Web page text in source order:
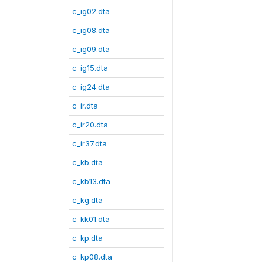
c_ig02.dta
c_ig08.dta
c_ig09.dta
c_ig15.dta
c_ig24.dta
c_ir.dta
c_ir20.dta
c_ir37.dta
c_kb.dta
c_kb13.dta
c_kg.dta
c_kk01.dta
c_kp.dta
c_kp08.dta